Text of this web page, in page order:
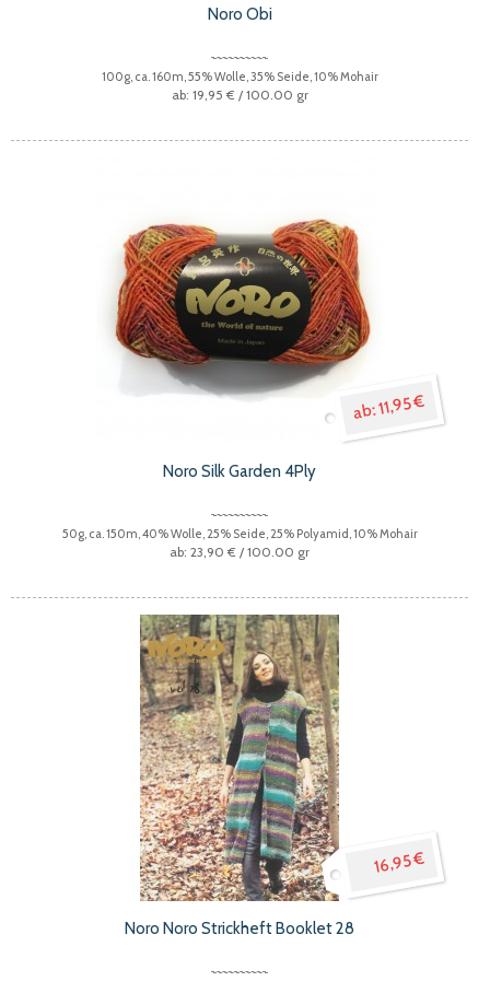
Noro Obi
100g, ca. 160m, 55% Wolle, 35% Seide, 10% Mohair
19,95 € / 100.00 gr
11,95 €
Noro Silk Garden 4Ply
50g, ca. 150m, 40% Wolle, 25% Seide, 25% Polyamid, 10% Mohair
23,90 € / 100.00 gr
16,95 €
Noro Noro Strickheft Booklet 28